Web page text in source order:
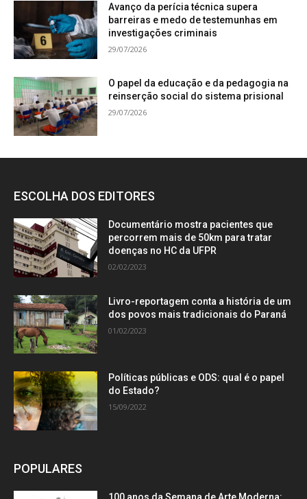
Avanço da perícia técnica supera
barreiras e medo de testemunhas em
investigações criminais
29/07/2026
O papel da educação e da pedagogia na
reinserção social do sistema prisional
29/07/2026
ESCOLHA DOS EDITORES
Documentário mostra pacientes que
percorrem mais de 50km para tratar
doenças no HC da UFPR
02/02/2023
Livro-reportagem conta a história de um
dos povos mais tradicionais do Paraná
01/02/2023
Políticas públicas e ODS: qual é o papel
do Estado?
15/09/2022
POPULARES